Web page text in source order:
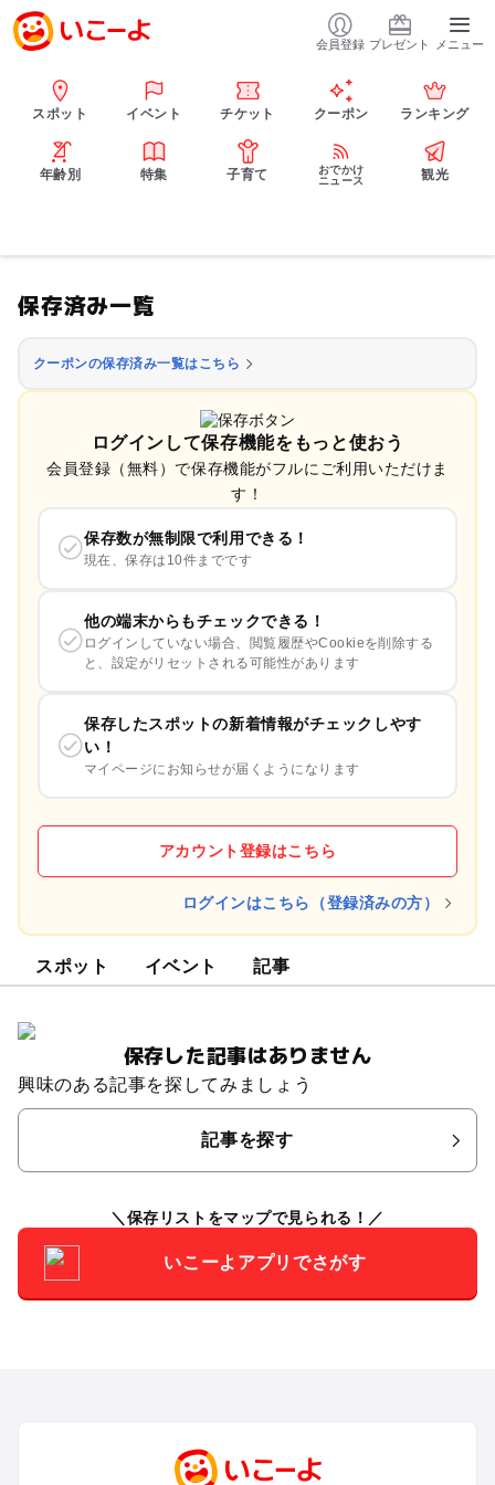
会員登録 プレゼント メニュー
スポット イベント チケット クーポン ランキング
年齢別 特集 子育て
おでかけ
ニュース
観光
保存済み一覧
クーポンの保存済み一覧はこちら
ログインして保存機能をもっと使おう
会員登録（無料）で保存機能がフルにご利用いただけま
す！
保存数が無制限で利用できる！
現在、保存は10件までです
他の端末からもチェックできる！
ログインしていない場合、閲覧履歴やCookieを削除する
と、設定がリセットされる可能性があります
保存したスポットの新着情報がチェックしやす
い！
マイページにお知らせが届くようになります
アカウント登録はこちら
ログインはこちら（登録済みの方）
スポット イベント 記事
保存した記事はありません
興味のある記事を探してみましょう
記事を探す
保存リストをマップで見られる！
いこーよアプリでさがす